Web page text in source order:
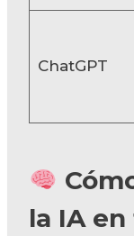
ChatGPT
la IA